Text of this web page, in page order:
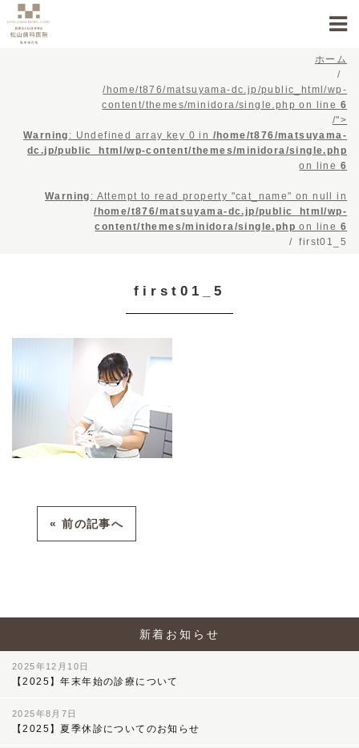
ホーム
/home/t876/matsuyama-dc.jp/public_html/wp-
content/themes/minidora/single.php on line 6
/">
Warning : Undefined array key 0 in /home/t876/matsuyama-
dc.jp/public_html/wp-content/themes/minidora/single.php
on line 6
Warning : Attempt to read property "cat_name" on null in
/home/t876/matsuyama-dc.jp/public_html/wp-
content/themes/minidora/single.php on line 6
first01_5
first01_5
« 前の記事へ
新着お知らせ
2025年12月10日
【2025】年末年始の診療について
2025年8月7日
【2025】夏季休診についてのお知らせ